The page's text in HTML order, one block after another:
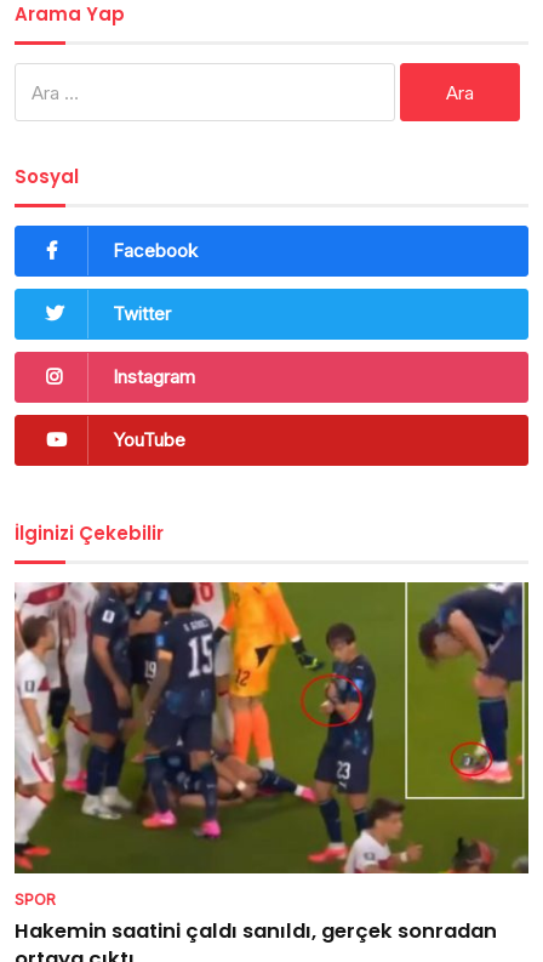
Arama Yap
Sosyal
Facebook
Twitter
Instagram
YouTube
İlginizi Çekebilir
SPOR
Hakemin saatini çaldı sanıldı, gerçek sonradan